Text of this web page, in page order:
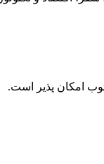
امکان پذیر است.